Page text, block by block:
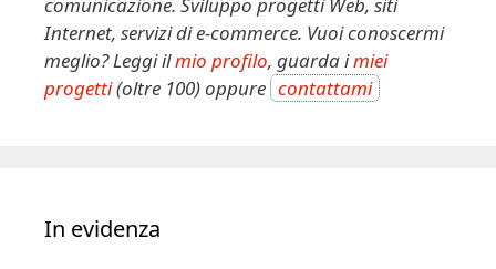
Internet, servizi di e-commerce. Vuoi conoscermi
meglio? Leggi ilmio profilo, guarda imiei
progetti(oltre 100) oppure contattami
In evidenza